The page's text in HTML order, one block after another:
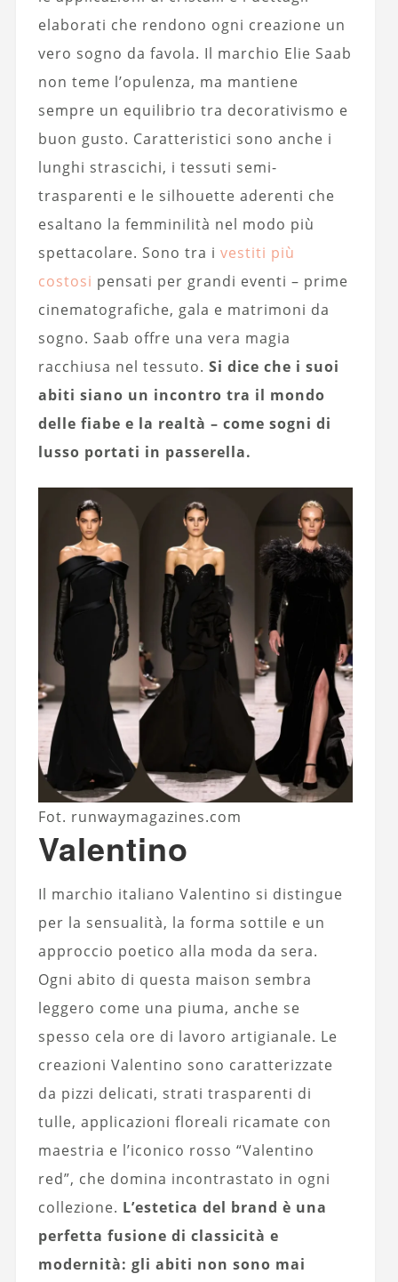
elaborati che rendono ogni creazione un
vero sogno da favola. Il marchio Elie Saab
non teme l’opulenza, ma mantiene
sempre un equilibrio tra decorativismo e
buon gusto. Caratteristici sono anche i
lunghi strascichi, i tessuti semi-
trasparenti e le silhouette aderenti che
esaltano la femminilità nel modo più
spettacolare. Sono tra i vestiti più
costosi pensati per grandi eventi – prime
cinematografiche, gala e matrimoni da
sogno. Saab offre una vera magia
racchiusa nel tessuto. Si dice che i suoi
abiti siano un incontro tra il mondo
delle fiabe e la realtà – come sogni di
lusso portati in passerella.
Fot. runwaymagazines.com
Valentino
Il marchio italiano Valentino si distingue
per la sensualità, la forma sottile e un
approccio poetico alla moda da sera.
Ogni abito di questa maison sembra
leggero come una piuma, anche se
spesso cela ore di lavoro artigianale. Le
creazioni Valentino sono caratterizzate
da pizzi delicati, strati trasparenti di
tulle, applicazioni floreali ricamate con
maestria e l’iconico rosso “Valentino
red”, che domina incontrastato in ogni
collezione. L’estetica del brand è una
perfetta fusione di classicità e
modernità: gli abiti non sono mai